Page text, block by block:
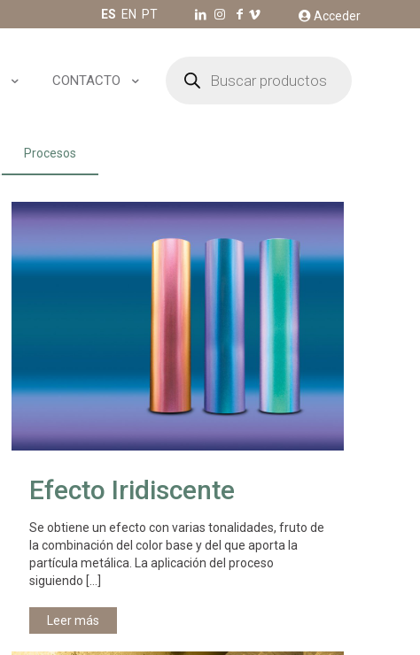
ES EN PT Acceder
CONTACTO
productos
Procesos
Efecto Iridiscente
Se obtiene un efecto con varias tonalidades, fruto de
la combinación del color base y del que aporta la
partícula metálica. La aplicación del proceso
siguiendo […]
Leer más